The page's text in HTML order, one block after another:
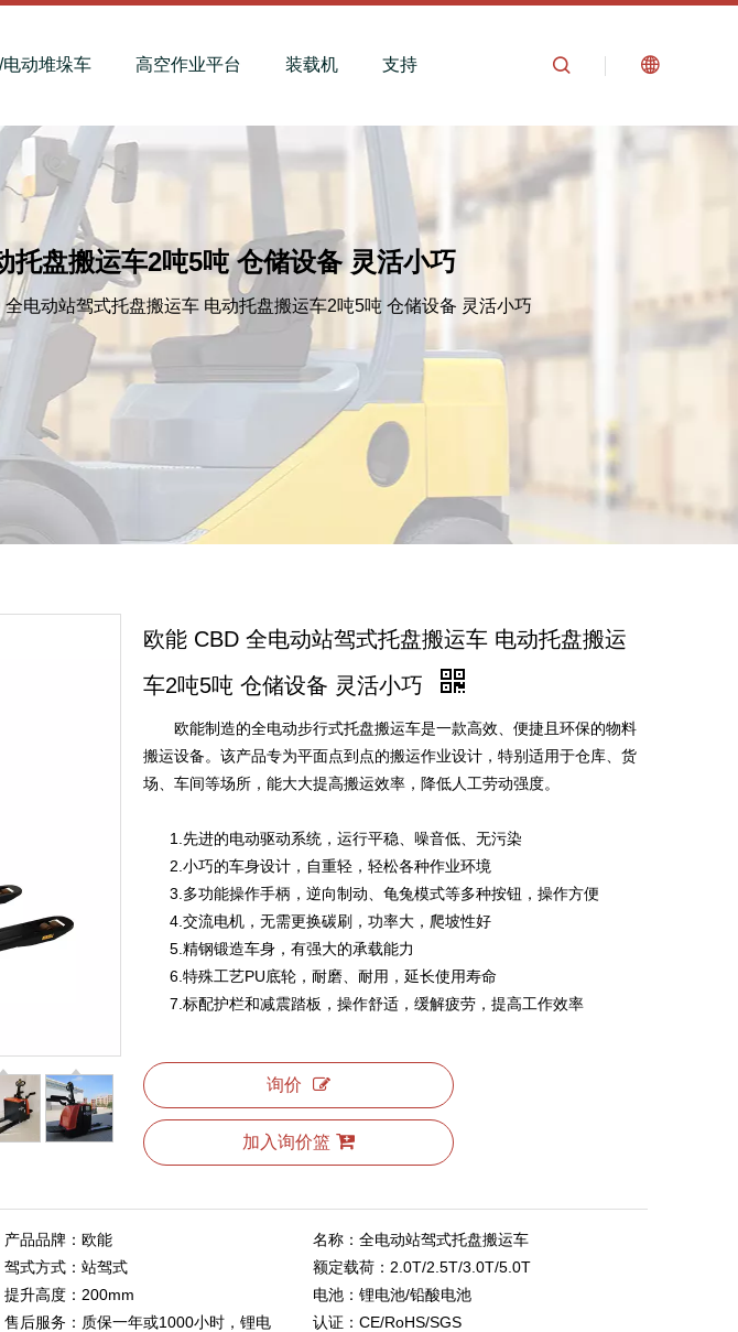
动堆垛车 高空作业平台 装载机 支持
托盘搬运车2吨5吨 仓储设备 灵活小巧
全电动站驾式托盘搬运车 电动托盘搬运车2吨5吨 仓储设备 灵活小巧
欧能 CBD 全电动站驾式托盘搬运车 电动托盘搬运
车2吨5吨 仓储设备 灵活小巧
欧能制造的全电动步行式托盘搬运车是一款高效、便捷且环保的物料
搬运设备。该产品专为平面点到点的搬运作业设计，特别适用于仓库、货
场、车间等场所，能大大提高搬运效率，降低人工劳动强度。
1.先进的电动驱动系统，运行平稳、噪音低、无污染
2.小巧的车身设计，自重轻，轻松各种作业环境
3.多功能操作手柄，逆向制动、龟兔模式等多种按钮，操作方便
4.交流电机，无需更换碳刷，功率大，爬坡性好
5.精钢锻造车身，有强大的承载能力
6.特殊工艺PU底轮，耐磨、耐用，延长使用寿命
7.标配护栏和减震踏板，操作舒适，缓解疲劳，提高工作效率
询价
加入询价篮
产品品牌： 欧能 名称： 全电动站驾式托盘搬运车
驾式方式： 站驾式 额定载荷： 2.0T/2.5T/3.0T/5.0T
提升高度： 200mm 电池： 锂电池/铅酸电池
售后服务： 质保一年或1000小时，锂电
认证： CE/RoHS/SGS